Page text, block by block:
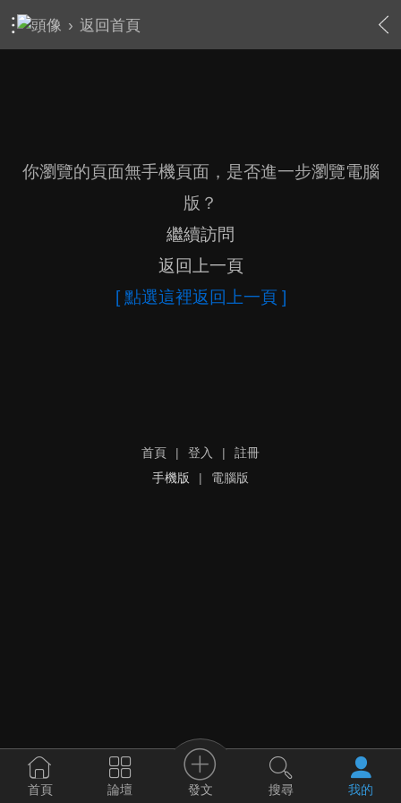
› 返回首頁
你瀏覽的頁面無手機頁面，是否進一步瀏覽電腦
版？
繼續訪問
返回上一頁
[ 點選這裡返回上一頁 ]
首頁 | 登入 |
註冊
手機版
| 電腦版
首頁 論壇 發文 搜尋 我的